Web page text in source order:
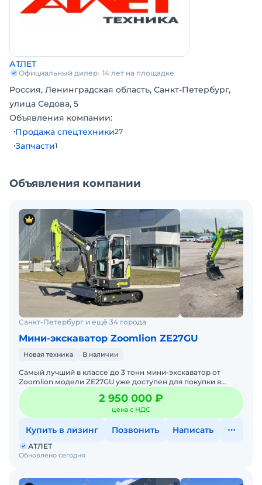
АТЛЕТ
Официальный дилер 14 лет на площадке
Россия, Ленинградская область, Санкт-Петербург,
улица Седова, 5
Объявления компании:
Продажа спецтехники27
Запчасти1
Объявления компании
Санкт-Петербург и ещё 34 города
Мини-экскаватор Zoomlion ZE27GU
Новая техника В наличии
Самый лучший в классе до 3 тонн мини-экскаватор от
Zoomlion модели ZE27GU уже доступен для покупки в
России! Новейшая модель! Самая просторная кабина плюс
самая
2 950 000 ₽
цена с НДС
Купить в лизинг Позвонить Написать
Обновлено сегодня
АТЛЕТ